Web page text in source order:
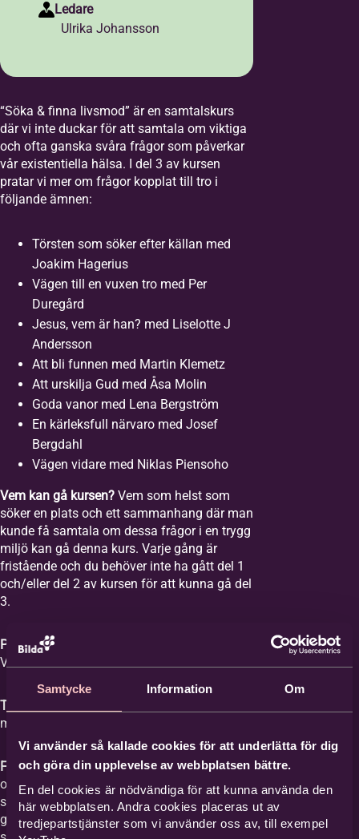
Samtycke Information Om
Vi använder så kallade cookies för att underlätta för dig
och göra din upplevelse av webbplatsen bättre.
En del cookies är nödvändiga för att kunna använda den
här webbplatsen. Andra cookies placeras ut av
tredjepartstjänster som vi använder oss av, till exempel
Ledare
Ulrika Johansson
“Söka & finna livsmod” är en samtalskurs
där vi inte duckar för att samtala om viktiga
och ofta ganska svåra frågor som påverkar
vår existentiella hälsa. I del 3 av kursen
pratar vi mer om frågor kopplat till tro i
följande ämnen:
Törsten som söker efter källan med
Joakim Hagerius
Vägen till en vuxen tro med Per
Duregård
Jesus, vem är han? med Liselotte J
Andersson
Att bli funnen med Martin Klemetz
Att urskilja Gud med Åsa Molin
Goda vanor med Lena Bergström
En kärleksfull närvaro med Josef
Bergdahl
Vägen vidare med Niklas Piensoho
Vem kan gå kursen? Vem som helst som
söker en plats och ett sammanhang där man
kunde få samtala om dessa frågor i en trygg
miljö kan gå denna kurs. Varje gång är
fristående och du behöver inte ha gått del 1
och/eller del 2 av kursen för att kunna gå del
3.
Plats:Equmeniakyrkan Vikingstad,
Våghusgatan 1
Tid:
med start tisdagen den 1 september 2026.
Film med samtal:Varje gång har ett ämne
och vi tittar på en film med ett förinspelat
samtal mellan Britta Hermansson och en
gäst där deras erfarenheter och berättelser